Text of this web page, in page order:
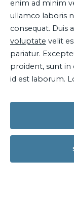
enim ad minim
ullamco laboris
consequat. Duis
voluptate velit
pariatur.
proident, sunt in
id est laborum.